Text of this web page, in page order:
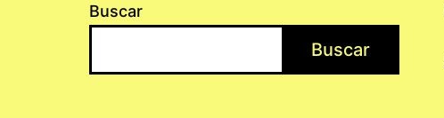
Buscar
Buscar